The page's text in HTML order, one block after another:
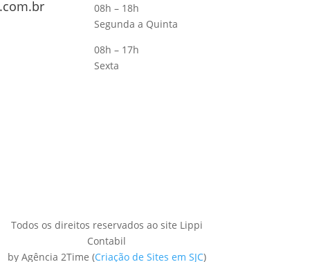
08h – 18h
Segunda a Quinta
08h – 17h
Sexta
Todos os direitos reservados ao site Lippi
Contabil
by Agência 2Time (Criação de Sites em SJC)